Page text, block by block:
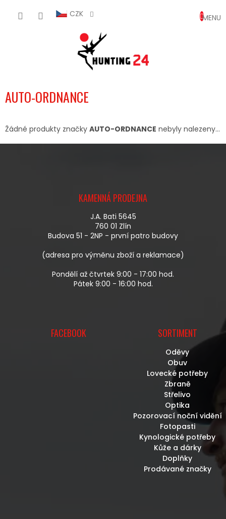
CZK
KOŠÍK
AUTO-ORDNANCE
Žádné produkty značky AUTO-ORDNANCE nebyly nalezeny...
KAMENNÁ PRODEJNA
J.A. Bati 5645
760 01 Zlín
Budova 51 - 2NP - první patro budovy
(adresa pro výměnu zboží a reklamace)
Pondělí až čtvrtek 9:00 - 17:00 hod.
Pátek 9:00 - 16:00 hod.
FACEBOOK SORTIMENT
Oděvy
Obuv
Lovecké potřeby
Zbraně
Střelivo
Optika
Pozorovací noční vidění
Fotopasti
Kynologické potřeby
Kůže a dárky
Doplňky
Prodávané značky